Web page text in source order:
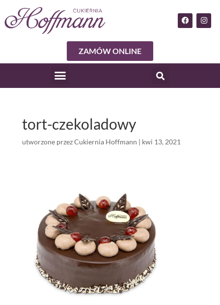
ZAMÓW ONLINE
tort-czekoladowy
utworzone przezCukiernia Hoffmann | kwi 13, 2021